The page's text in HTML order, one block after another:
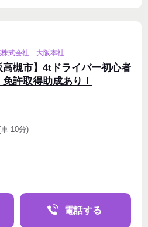
株式会社 大阪本社
高槻市】4tドライバー初心者
許取得助成あり！
10分)
電話する